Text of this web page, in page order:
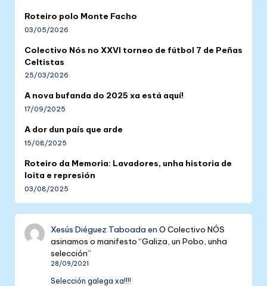
Roteiro polo Monte Facho
03/05/2026
Colectivo Nós no XXVI torneo de fútbol 7 de Peñas
Celtistas
25/03/2026
A nova bufanda do 2025 xa está aquí!
17/09/2025
A dor dun país que arde
15/08/2025
Roteiro da Memoria: Lavadores, unha historia de
loita e represión
03/08/2025
Xesús Diéguez Taboada enO Colectivo NÓS
asinamos o manifesto “Galiza, un Pobo, unha
selección”
28/09/2021
Selección galega xa!!!!